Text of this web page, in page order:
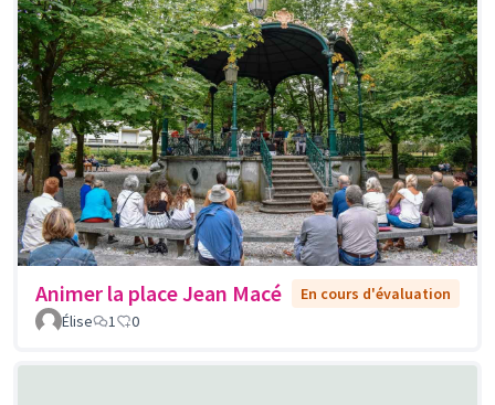
Animer la place Jean Macé
En cours d'évaluation
Élise
1 0